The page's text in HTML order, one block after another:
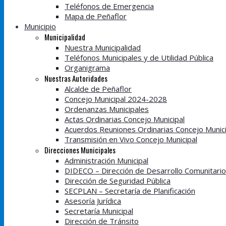
Teléfonos de Emergencia
Mapa de Peñaflor
Municipio
Municipalidad
Nuestra Municipalidad
Teléfonos Municipales y de Utilidad Pública
Organigrama
Nuestras Autoridades
Alcalde de Peñaflor
Concejo Municipal 2024-2028
Ordenanzas Municipales
Actas Ordinarias Concejo Municipal
Acuerdos Reuniones Ordinarias Concejo
Transmisión en Vivo Concejo Municipal
Direcciones Municipales
Administración Municipal
DIDECO – Dirección de Desarrollo Comunitario
Dirección de Seguridad Pública
SECPLAN – Secretaría de Planificación
Asesoría Jurídica
Secretaría Municipal
Dirección de Tránsito